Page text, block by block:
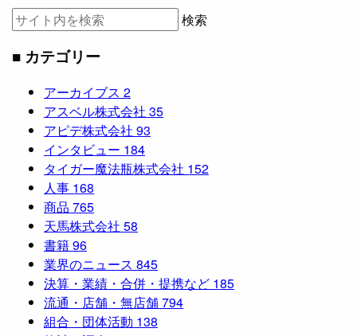
検索
■ カテゴリー
アーカイブス 2
アスベル株式会社 35
アピデ株式会社 93
インタビュー 184
タイガー魔法瓶株式会社 152
人事 168
商品 765
天馬株式会社 58
書籍96
業界のニュース 845
決算・業績・合併・提携など 185
流通・店舗・無店舗794
組合・団体活動 138